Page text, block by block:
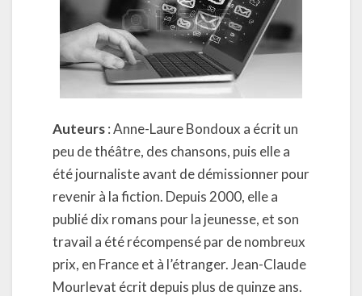
Auteurs: Anne-Laure Bondoux a écrit un
peu de théâtre, des chansons, puis elle a
été journaliste avant de démissionner pour
revenir à la fiction. Depuis 2000, elle a
publié dix romans pour la jeunesse, et son
travail a été récompensé par de nombreux
prix, en France et à l’étranger. Jean-Claude
Mourlevat écrit depuis plus de quinze ans.